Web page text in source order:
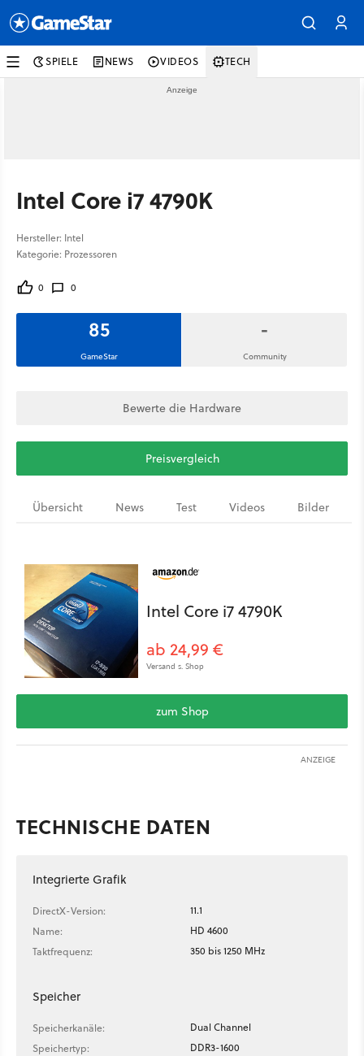
SPIELE NEWS VIDEOS TECH
Intel Core i7 4790K
Hersteller: Intel
Kategorie: Prozessoren
0 0
85
GameStar
-
Community
Bewerte die Hardware
Preisvergleich
Übersicht News Test Videos Bilder
Intel Core i7 4790K
ab 24,99 €
Versand s. Shop
zum Shop
ANZEIGE
TECHNISCHE DATEN
Integrierte Grafik
DirectX-Version:
11.1
Name:
HD 4600
Taktfrequenz:
350 bis 1250 MHz
Speicher
Speicherkanäle:
Dual Channel
Speichertyp:
DDR3-1600